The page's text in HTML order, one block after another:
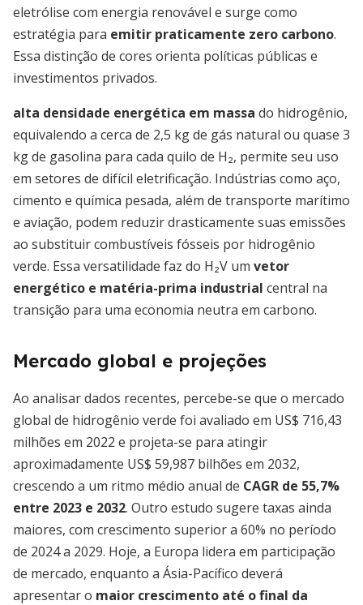
eletrólise com energia renovável e surge como
estratégia para emitir praticamente zero carbono.
Essa distinção de cores orienta políticas públicas e
investimentos privados.
alta densidade energética em massa do hidrogênio,
equivalendo a cerca de 2,5 kg de gás natural ou quase 3
kg de gasolina para cada quilo de H₂, permite seu uso
em setores de difícil eletrificação. Indústrias como aço,
cimento e química pesada, além de transporte marítimo
e aviação, podem reduzir drasticamente suas emissões
ao substituir combustíveis fósseis por hidrogênio
verde. Essa versatilidade faz do H₂V um vetor
energético e matéria-prima industrial central na
transição para uma economia neutra em carbono.
Mercado global e projeções
Ao analisar dados recentes, percebe-se que o mercado
global de hidrogênio verde foi avaliado em US$ 716,43
milhões em 2022 e projeta-se para atingir
aproximadamente US$ 59,987 bilhões em 2032,
crescendo a um ritmo médio anual de CAGR de 55,7%
entre 2023 e 2032. Outro estudo sugere taxas ainda
maiores, com crescimento superior a 60% no período
de 2024 a 2029. Hoje, a Europa lidera em participação
de mercado, enquanto a Ásia-Pacífico deverá
apresentar o maior crescimento até o final da